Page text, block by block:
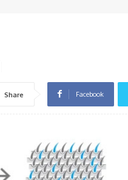
Share Facebook